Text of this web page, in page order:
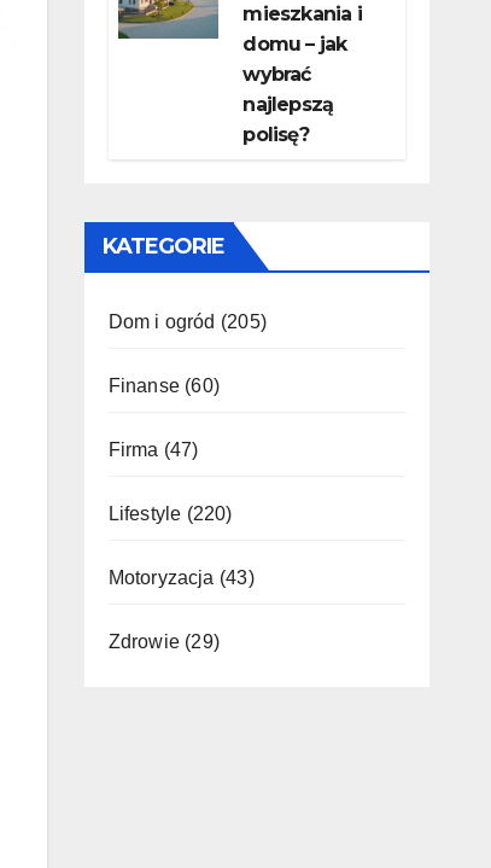
mieszkania i
domu – jak
wybrać
najlepszą
polisę?
KATEGORIE
Dom i ogród (205)
Finanse(60)
Firma (47)
Lifestyle (220)
Motoryzacja (43)
Zdrowie(29)